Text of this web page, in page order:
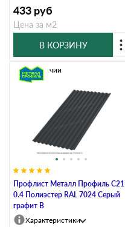
433 руб
Цена за м2
В КОРЗИНУ
Профлист Металл Профиль C21
0.4 Полиэстер RAL 7024 Серый
графит B
В наличии
Характеристики